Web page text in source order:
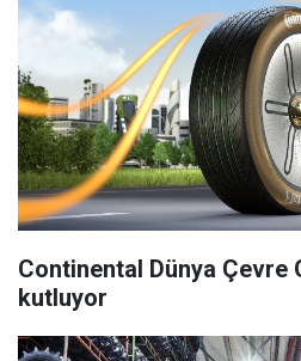
Continental Dünya Çevre
kutluyor